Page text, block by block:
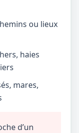
ou lieux
haies
mares,
d’un